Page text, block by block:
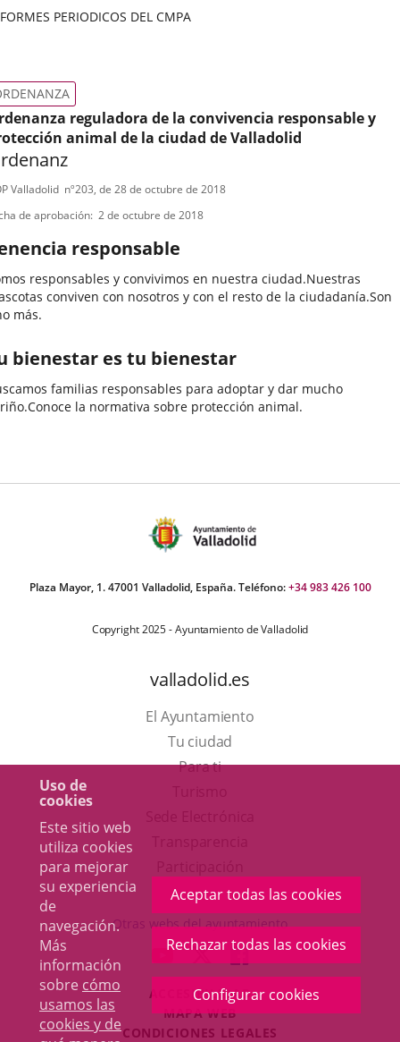
Uso de
cookies
Este sitio web
utiliza cookies
para mejorar
su experiencia
de
navegación.
Más
información
sobre cómo
usamos las
cookies y de
Aceptar todas las cookies
Rechazar todas las cookies
Configurar cookies
PERIODICOS DEL CMPA
reguladora de la convivencia responsable y
animal de la ciudad de Valladolid
Valladolid nº203, de 28 de octubre de 2018
de aprobación 2 de octubre de 2018
responsable
responsables y convivimos en nuestra ciudad.Nuestras
conviven con nosotros y con el resto de la ciudadanía.Son
más.
bienestar es tu bienestar
familias responsables para adoptar y dar mucho
la normativa sobre protección animal.
Plaza Mayor, 1. 47001 Valladolid, España. Teléfono:+34 983 426 100
Copyright 2025 - Ayuntamiento de Valladolid
valladolid.es
El Ayuntamiento
Tu ciudad
Para ti
en
una
ventana
nueva.
aplicación
externa.
Otras webs del ayuntamiento
ENLACE
A
UNA
APLICACIÓN
ENLACE
A
UNA
APLICACIÓN
ENLACE
A
UNA
ACCESIBILIDAD
MAPA WEB
CONDICIONES LEGALES